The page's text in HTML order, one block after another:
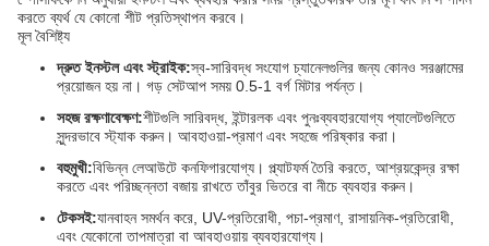
করতে ব্যর্থ যে কোনো শীট প্রতিস্থাপন করবে।
মূল বৈশিষ্ট্য
দ্রুত ইনস্টল এবং স্ট্রাইক:স্ব-সারিবদ্ধ সংযোগ চ্যানেলগুলির জন্য কোনও সরঞ্জামের
প্রয়োজন হয় না। গড় সেটআপ সময় 0.5-1 বর্গ মিটার পর্যন্ত।
সহজ রক্ষণাবেক্ষণ:শীটগুলি সারিবদ্ধ, ইন্টারলক এবং পুনঃব্যবহারযোগ্য প্যালেটগুলিতে
সুন্দরভাবে স্ট্যাক করুন। আবহাওয়া-প্রমাণ এবং সহজে পরিষ্কার করা।
বহুমুখী:বিভিন্ন লেআউটে কনফিগারযোগ্য। প্ল্যাটফর্ম তৈরি করতে, আশ্রয়কেন্দ্র রক্ষা
করতে এবং পরিচ্ছন্নতা বজায় রাখতে তাঁবুর ভিতরে বা নীচে ব্যবহার করুন।
টেকসই:যানবাহন সমর্থন করে, UV-প্রতিরোধী, পচা-প্রমাণ, রাসায়নিক-প্রতিরোধী,
এবং যেকোনো তাপমাত্রা বা আবহাওয়ায় ব্যবহারযোগ্য।